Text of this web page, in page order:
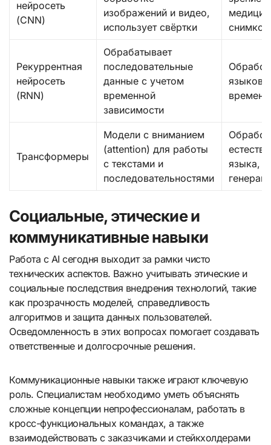
нейросеть
(CNN)
изображений и видео,
использует свёртки
снимков
Рекуррентная
нейросеть
(RNN)
Обрабатывает
последовательные
данные с учетом
временной
зависимости
языков,
Трансформеры
Модели с вниманием
(attention) для работы
с текстами и
последовательностями
языка,
Социальные, этические и
коммуникативные навыки
Работа с AI сегодня выходит за рамки чисто
технических аспектов. Важно учитывать этические и
социальные последствия внедрения технологий, такие
как прозрачность моделей, справедливость
алгоритмов и защита данных пользователей.
Осведомленность в этих вопросах помогает создавать
ответственные и долгосрочные решения.
Коммуникационные навыки также играют ключевую
роль. Специалистам необходимо уметь объяснять
сложные концепции непрофессионалам, работать в
кросс-функциональных командах, а также
взаимодействовать с заказчиками и стейкхолдерами